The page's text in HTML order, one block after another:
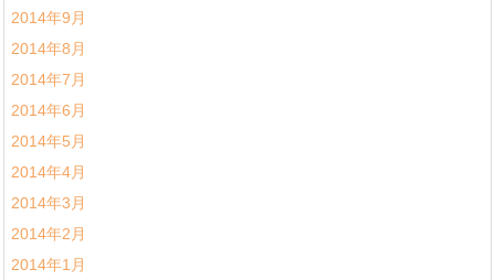
2014年9月
2014年8月
2014年7月
2014年6月
2014年5月
2014年4月
2014年3月
2014年2月
2014年1月